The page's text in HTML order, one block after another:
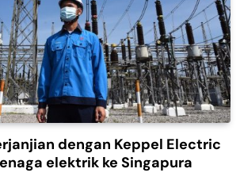
dengan Keppel Electric
elektrik ke Singapura